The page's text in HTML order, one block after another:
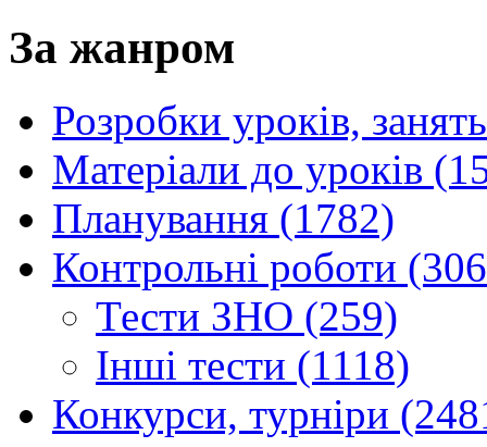
За жанром
Розробки уроків,
Матеріали до уроків
Планування (1782)
Контрольні роботи
Тести ЗНО (259)
Інші тести (1118)
Конкурси, турніри